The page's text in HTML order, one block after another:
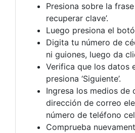
Presiona sobre la frase
recuperar clave’.
Luego presiona el
Digita tu número de
ni guiones, luego da
Verifica que los datos
presiona ‘Siguiente’.
Ingresa los medios de
dirección de correo
número de teléfono
Comprueba